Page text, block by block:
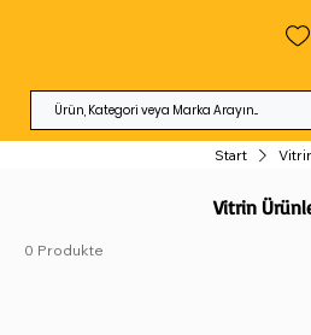
Start
Vitrin
0 Produkte